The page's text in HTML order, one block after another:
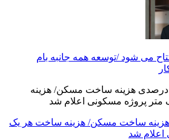
می شود /توسعه همه جانبه بام
درصدی هزینه ساخت مسکن/ هزینه ساخت هر یک
اعلام شد